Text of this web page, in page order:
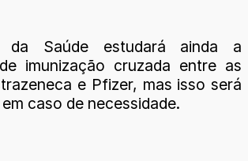
da Saúde estudará ainda a
imunização cruzada entre as
e Pfizer, mas isso será
caso de necessidade.